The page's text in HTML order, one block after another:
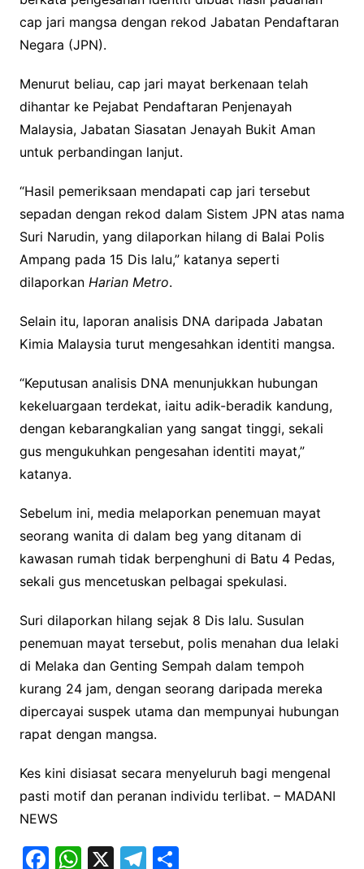
cap jari mangsa dengan rekod Jabatan Pendaftaran
Negara (JPN).
Menurut beliau, cap jari mayat berkenaan telah
dihantar ke Pejabat Pendaftaran Penjenayah
Malaysia, Jabatan Siasatan Jenayah Bukit Aman
untuk perbandingan lanjut.
“Hasil pemeriksaan mendapati cap jari tersebut
sepadan dengan rekod dalam Sistem JPN atas nama
Suri Narudin, yang dilaporkan hilang di Balai Polis
Ampang pada 15 Dis lalu,” katanya seperti
dilaporkan Harian Metro.
Selain itu, laporan analisis DNA daripada Jabatan
Kimia Malaysia turut mengesahkan identiti mangsa.
“Keputusan analisis DNA menunjukkan hubungan
kekeluargaan terdekat, iaitu adik-beradik kandung,
dengan kebarangkalian yang sangat tinggi, sekali
gus mengukuhkan pengesahan identiti mayat,”
katanya.
Sebelum ini, media melaporkan penemuan mayat
seorang wanita di dalam beg yang ditanam di
kawasan rumah tidak berpenghuni di Batu 4 Pedas,
sekali gus mencetuskan pelbagai spekulasi.
Suri dilaporkan hilang sejak 8 Dis lalu. Susulan
penemuan mayat tersebut, polis menahan dua lelaki
di Melaka dan Genting Sempah dalam tempoh
kurang 24 jam, dengan seorang daripada mereka
dipercayai suspek utama dan mempunyai hubungan
rapat dengan mangsa.
Kes kini disiasat secara menyeluruh bagi mengenal
pasti motif dan peranan individu terlibat. – MADANI
NEWS
F W X T S